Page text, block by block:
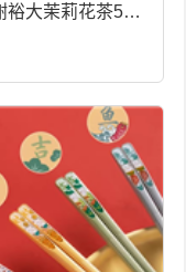
大茉莉花茶50g